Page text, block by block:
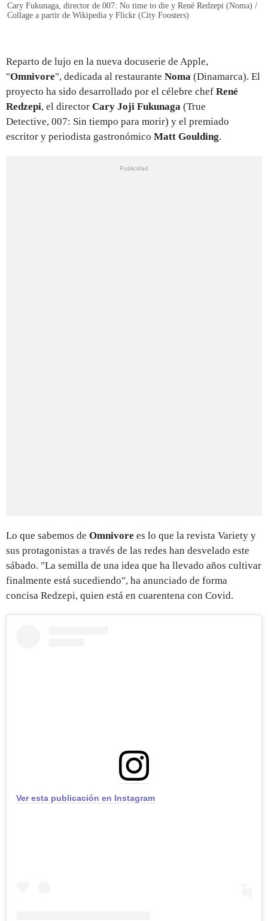
Cary Fukunaga, director de 007: No time to die y René Redzepi (Noma) /
Collage a partir de Wikipedia y Flickr (City Foosters)
Reparto de lujo en la nueva docuserie de Apple,
"Omnivore", dedicada al restaurante Noma (Dinamarca). El
proyecto ha sido desarrollado por el célebre chef René
Redzepi, el director Cary Joji Fukunaga (True
Detective, 007: Sin tiempo para morir) y el premiado
escritor y periodista gastronómico Matt Goulding.
Lo que sabemos de Omnivore es lo que la revista Variety y
sus protagonistas a través de las redes han desvelado este
sábado. "La semilla de una idea que ha llevado años cultivar
finalmente está sucediendo", ha anunciado de forma
concisa Redzepi, quien está en cuarentena con Covid.
Ver esta publicación en Instagram